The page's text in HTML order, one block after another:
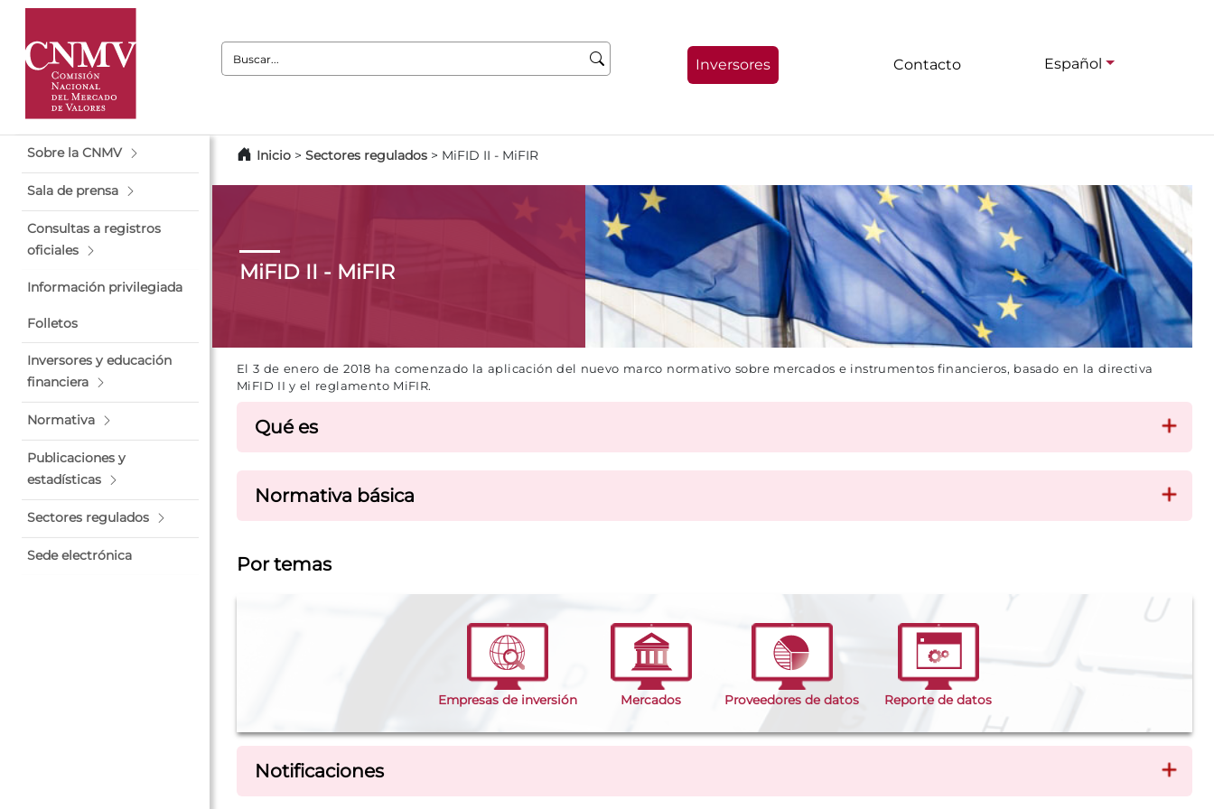
Buscar:
Inversores Contacto Español
Sobre la CNMV
Sala de prensa
Consultas a registros
oficiales
Información privilegiada
Folletos
Inversores y educación
financiera
Normativa
Publicaciones y
estadísticas
Sectores regulados
Sede electrónica
Inicio > Sectores regulados > MiFID II - MiFIR
MiFID II - MiFIR
El 3 de enero de 2018 ha comenzado la aplicación del nuevo marco normativo sobre mercados e instrumentos financieros, basado en la directiva
MiFID II y el reglamento MiFIR.
Qué es
Normativa básica
Por temas
Empresas de inversión Mercados Proveedores de datos Reporte de datos
Notificaciones